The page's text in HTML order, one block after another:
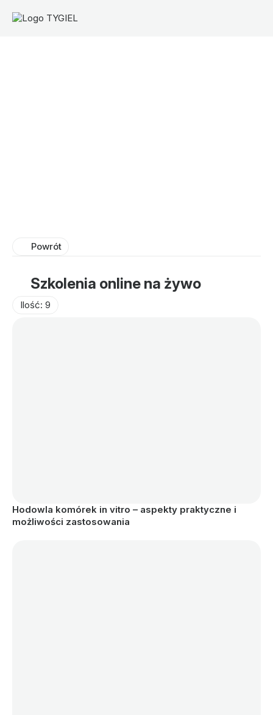
Powrót
Szkolenia online na żywo
Ilość: 9
Hodowla komórek in vitro – aspekty praktyczne i
możliwości zastosowania